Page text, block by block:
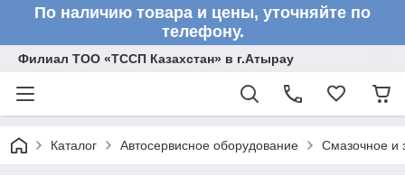
По наличию товара и цены, уточняйте по
телефону.
Филиал ТОО «ТССП Казахстан» в г.Атырау
Каталог Автосервисное оборудование Смазочное и